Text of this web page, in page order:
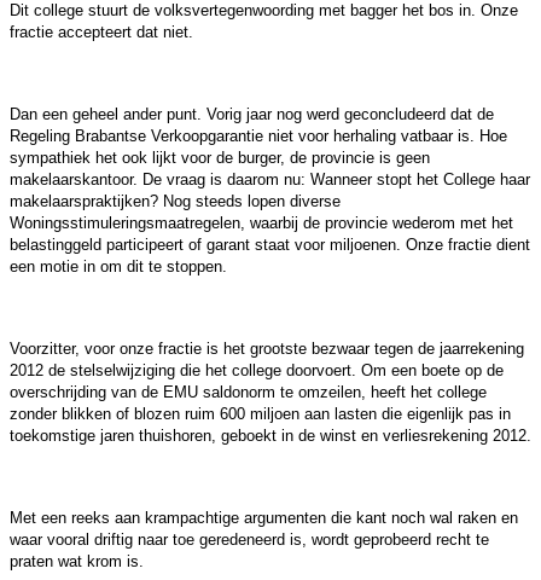
Dit college stuurt de volksvertegenwoording met bagger het bos in. Onze
fractie accepteert dat niet.
Dan een geheel ander punt. Vorig jaar nog werd geconcludeerd dat de
Regeling Brabantse Verkoopgarantie niet voor herhaling vatbaar is. Hoe
sympathiek het ook lijkt voor de burger, de provincie is geen
makelaarskantoor. De vraag is daarom nu: Wanneer stopt het College haar
makelaarspraktijken? Nog steeds lopen diverse
Woningsstimuleringsmaatregelen, waarbij de provincie wederom met het
belastinggeld participeert of garant staat voor miljoenen. Onze fractie dient
een motie in om dit te stoppen.
Voorzitter, voor onze fractie is het grootste bezwaar tegen de jaarrekening
2012 de stelselwijziging die het college doorvoert. Om een boete op de
overschrijding van de EMU saldonorm te omzeilen, heeft het college
zonder blikken of blozen ruim 600 miljoen aan lasten die eigenlijk pas in
toekomstige jaren thuishoren, geboekt in de winst en verliesrekening 2012.
Met een reeks aan krampachtige argumenten die kant noch wal raken en
waar vooral driftig naar toe geredeneerd is, wordt geprobeerd recht te
praten wat krom is.